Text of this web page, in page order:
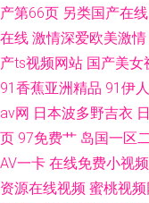
产第66页 另类国产在线
在线 激情深爱欧美激情
产ts视频网站 国产美女
91香蕉亚洲精品 91伊
av网 日本波多野吉衣
页 97免费艹 岛国一区
AV一卡 在线免费小视频
资源在线视频 蜜桃视